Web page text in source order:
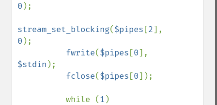
0 );
stream_set_blocking($pipes [2
0 );
fwrite($pipes [0
$stdin );
fclose($pipes [0]);
          while (
1 )